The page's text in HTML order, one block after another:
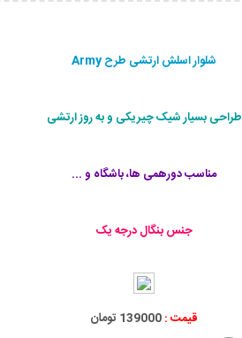
شلوار اسلش ارتشی طرح Army
طراحی بسیار شیک چیریکی و به روز ارتشی
مناسب دورهمی ها، باشگاه و ...
جنس بنگال درجه یک
قیمت :139000 تومان